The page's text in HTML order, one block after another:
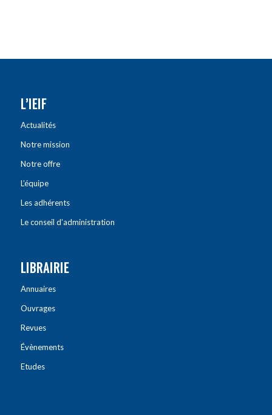
L’IEIF
Actualités
Notre mission
Notre offre
L’équipe
Les adhérents
Le conseil d’administration
LIBRAIRIE
Annuaires
Ouvrages
Revues
Évènements
Etudes